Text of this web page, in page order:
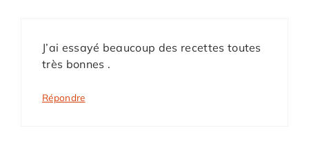
J’ai essayé beaucoup des recettes toutes
très bonnes .
Répondre